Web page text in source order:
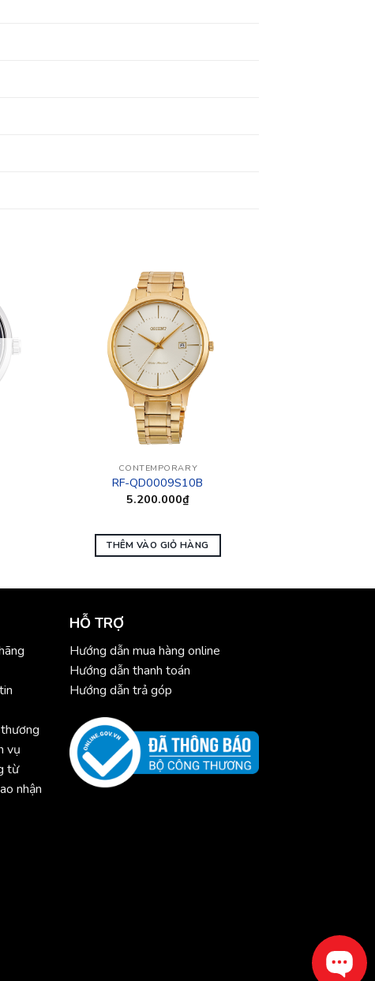
CONTEMPORARY
RF-QD0009S10B
5.200.000₫
THÊM VÀO GIỎ HÀNG
vụ
từ
nhận
HỖ TRỢ
Hướng dẫn mua hàng online
Hướng dẫn thanh toán
Hướng dẫn trả góp